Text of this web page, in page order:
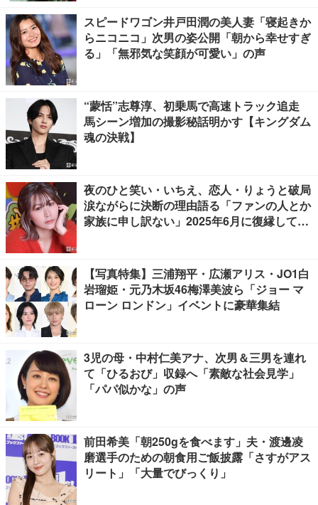
スピードワゴン井戸田潤の美人妻「寝起きか
らニコニコ」次男の姿公開「朝から幸せすぎ
る」「無邪気な笑顔が可愛い」の声
“蒙恬”志尊淳、初乗馬で高速トラック追走
馬シーン増加の撮影秘話明かす【キングダム
魂の決戦】
夜のひと笑い・いちえ、恋人・りょうと破局
涙ながらに決断の理由語る「ファンの人とか
家族に申し訳ない」2025年6月に復縁してい
【写真特集】三浦翔平・広瀬アリス・JO1白
岩瑠姫・元乃木坂46梅澤美波ら「ジョー マ
ローン ロンドン」イベントに豪華集結
3児の母・中村仁美アナ、次男＆三男を連れ
て「ひるおび」収録へ「素敵な社会見学」
「パパ似かな」の声
前田希美「朝250gを食べます」夫・渡邊凌
磨選手のための朝食用ご飯披露「さすがアス
リート」「大量でびっくり」